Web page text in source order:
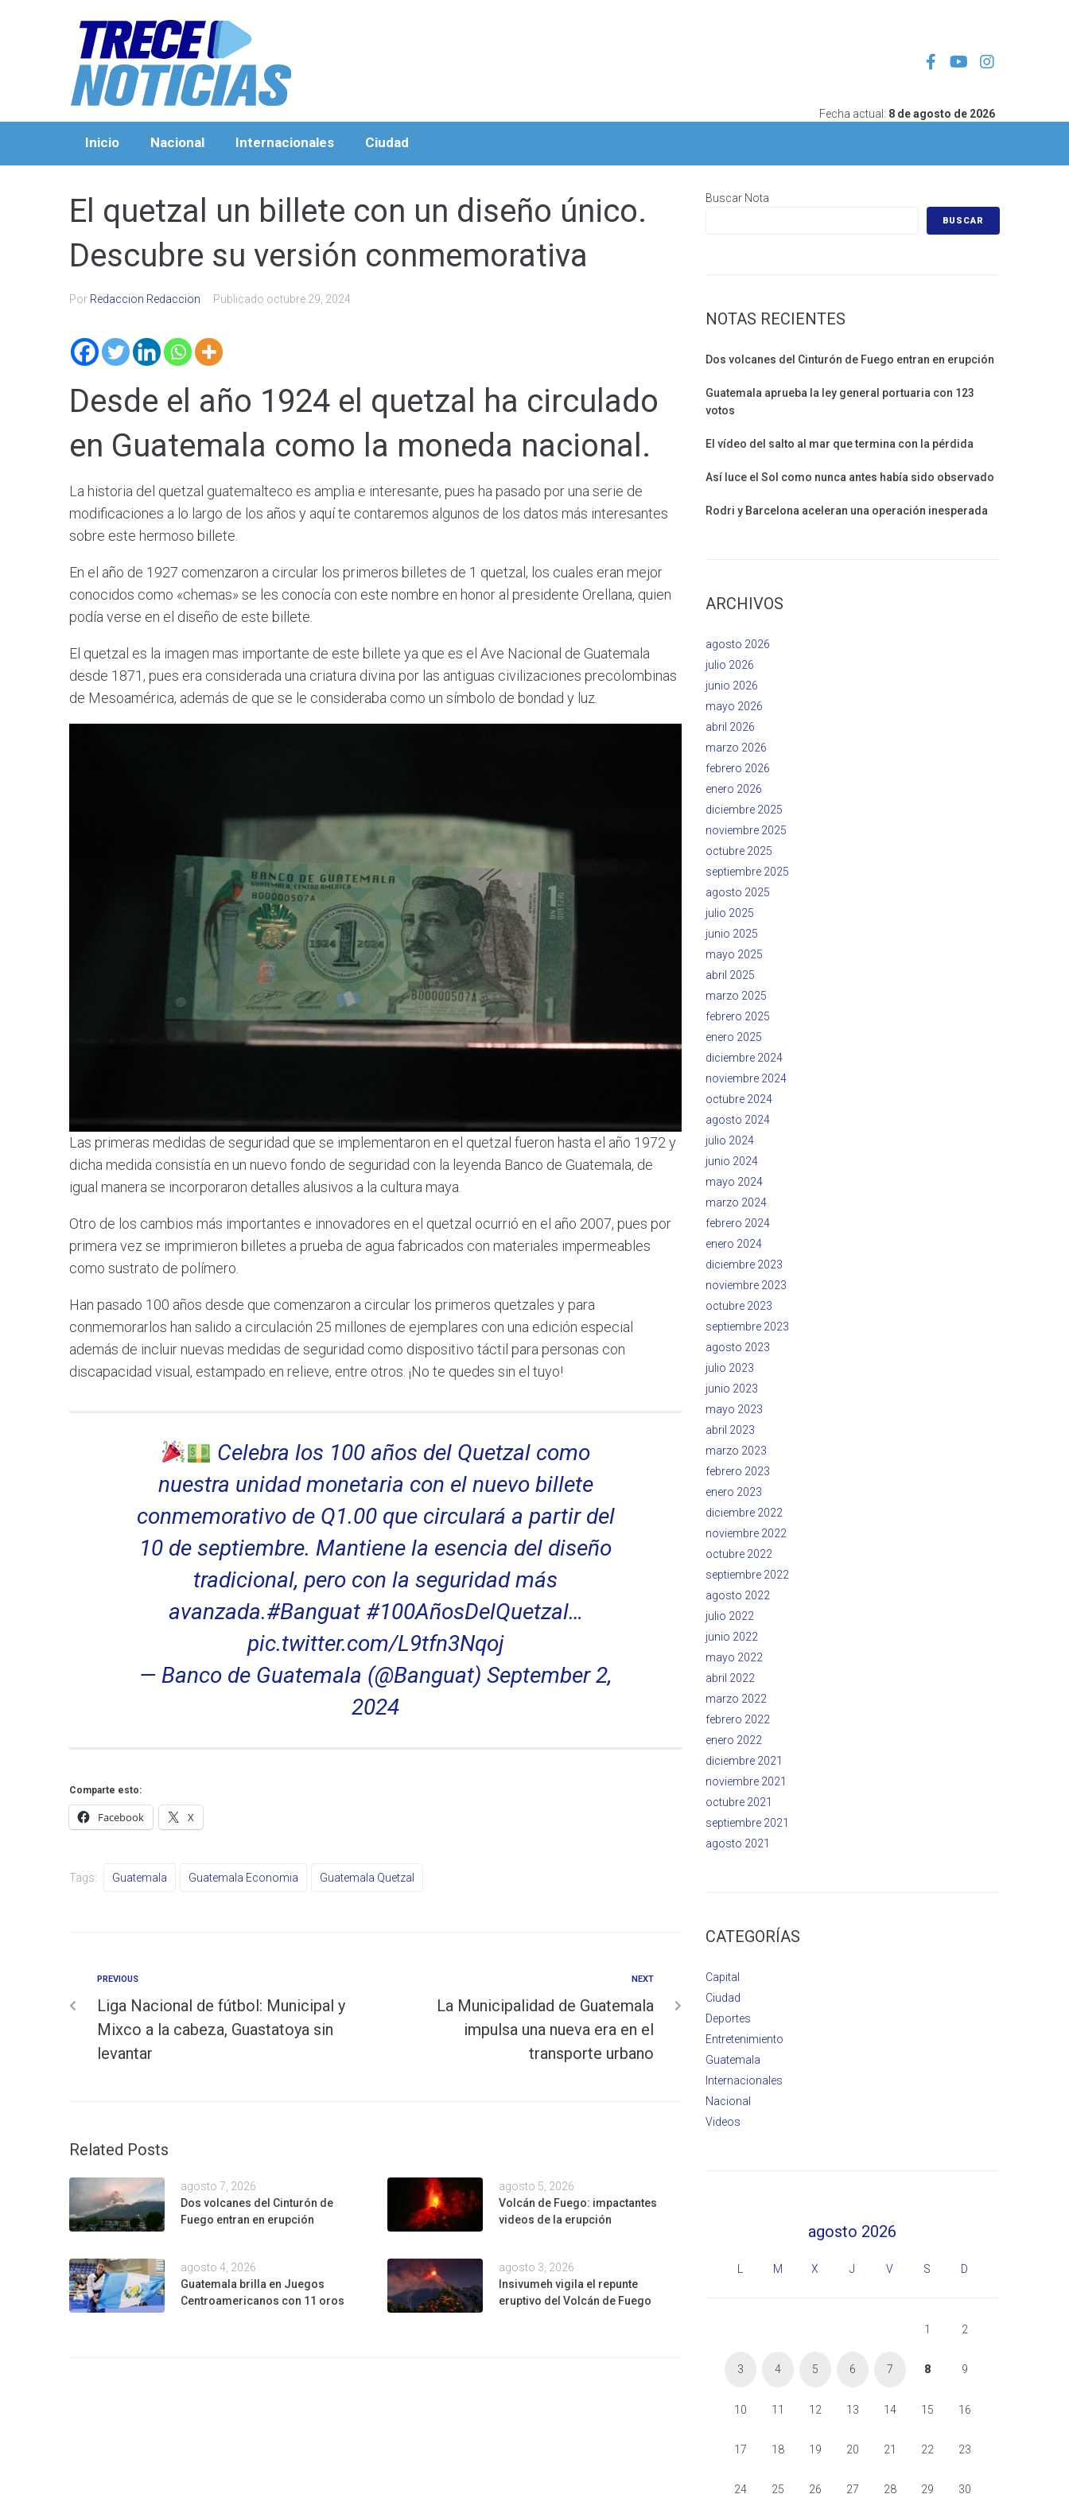
Fecha actual: 8 de agosto de 2026
Inicio Nacional Internacionales Ciudad
El quetzal un billete con un diseño único.
Descubre su versión conmemorativa
Por Redaccion Redaccion Publicado octubre 29, 2024
Desde el año 1924 el quetzal ha circulado
en Guatemala como la moneda nacional.
La historia del quetzal guatemalteco es amplia e interesante, pues ha pasado por una serie de
modificaciones a lo largo de los años y aquí te contaremos algunos de los datos más interesantes
sobre este hermoso billete.
En el año de 1927 comenzaron a circular los primeros billetes de 1 quetzal, los cuales eran mejor
conocidos como «chemas» se les conocía con este nombre en honor al presidente Orellana, quien
podía verse en el diseño de este billete.
El quetzal es la imagen mas importante de este billete ya que es el Ave Nacional de Guatemala
desde 1871, pues era considerada una criatura divina por las antiguas civilizaciones precolombinas
de Mesoamérica, además de que se le consideraba como un símbolo de bondad y luz.
Las primeras medidas de seguridad que se implementaron en el quetzal fueron hasta el año 1972 y
dicha medida consistía en un nuevo fondo de seguridad con la leyenda Banco de Guatemala, de
igual manera se incorporaron detalles alusivos a la cultura maya.
Otro de los cambios más importantes e innovadores en el quetzal ocurrió en el año 2007, pues por
primera vez se imprimieron billetes a prueba de agua fabricados con materiales impermeables
como sustrato de polímero.
Han pasado 100 años desde que comenzaron a circular los primeros quetzales y para
conmemorarlos han salido a circulación 25 millones de ejemplares con una edición especial
además de incluir nuevas medidas de seguridad como dispositivo táctil para personas con
discapacidad visual, estampado en relieve, entre otros. ¡No te quedes sin el tuyo!
Celebra los 100 años del Quetzal como
nuestra unidad monetaria con el nuevo billete
conmemorativo de Q1.00 que circulará a partir del
10 de septiembre. Mantiene la esencia del diseño
tradicional, pero con la seguridad más
avanzada.#Banguat #100AñosDelQuetzal…
pic.twitter.com/L9tfn3Nqoj
— Banco de Guatemala (@Banguat) September 2,
2024
Comparte esto:
Facebook X
Tags: Guatemala Guatemala Economia Guatemala Quetzal
PREVIOUS
Liga Nacional de fútbol: Municipal y
Mixco a la cabeza, Guastatoya sin
levantar
NEXT
La Municipalidad de Guatemala
impulsa una nueva era en el
transporte urbano
Related Posts
agosto 7, 2026
Dos volcanes del Cinturón de
Fuego entran en erupción
agosto 5, 2026
Volcán de Fuego: impactantes
videos de la erupción
agosto 4, 2026
Guatemala brilla en Juegos
Centroamericanos con 11 oros
agosto 3, 2026
Insivumeh vigila el repunte
eruptivo del Volcán de Fuego
Buscar Nota
BUSCAR
NOTAS RECIENTES
Dos volcanes del Cinturón de Fuego entran en erupción
Guatemala aprueba la ley general portuaria con 123
votos
El vídeo del salto al mar que termina con la pérdida
Así luce el Sol como nunca antes había sido observado
Rodri y Barcelona aceleran una operación inesperada
ARCHIVOS
agosto 2026
julio 2026
junio 2026
mayo 2026
abril 2026
marzo 2026
febrero 2026
enero 2026
diciembre 2025
noviembre 2025
octubre 2025
septiembre 2025
agosto 2025
julio 2025
junio 2025
mayo 2025
abril 2025
marzo 2025
febrero 2025
enero 2025
diciembre 2024
noviembre 2024
octubre 2024
agosto 2024
julio 2024
junio 2024
mayo 2024
marzo 2024
febrero 2024
enero 2024
diciembre 2023
noviembre 2023
octubre 2023
septiembre 2023
agosto 2023
julio 2023
junio 2023
mayo 2023
abril 2023
marzo 2023
febrero 2023
enero 2023
diciembre 2022
noviembre 2022
octubre 2022
septiembre 2022
agosto 2022
julio 2022
junio 2022
mayo 2022
abril 2022
marzo 2022
febrero 2022
enero 2022
diciembre 2021
noviembre 2021
octubre 2021
septiembre 2021
agosto 2021
CATEGORÍAS
Capital
Ciudad
Deportes
Entretenimiento
Guatemala
Internacionales
Nacional
Videos
agosto 2026
M X J V S D
1 2
3 4 5 6 7 8 9
10 11 12 13 14 15 16
17 18 19 20 21 22 23
24 25 26 27 28 29 30